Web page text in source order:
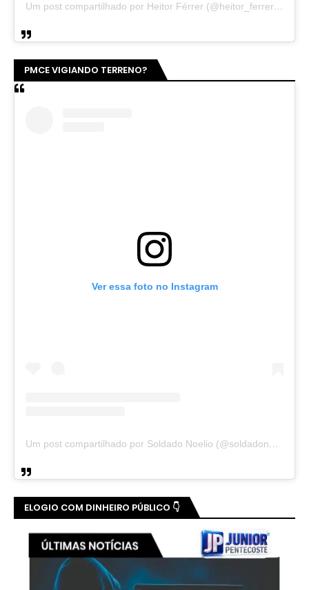
Um post compartilhado por Heitor Férrer (@heitor_ferrer77)
PMCE VIGIANDO TERRENO?
Ver essa foto no Instagram
Um post compartilhado por Soldado Noelio (@soldadonoelio)
ELOGIO COM DINHEIRO PÚBLICO 👇